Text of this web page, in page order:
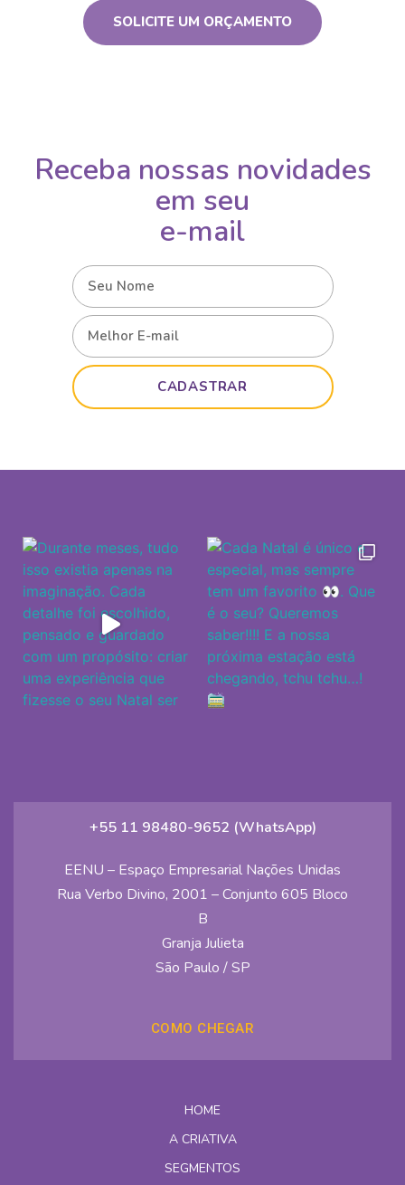
SOLICITE UM ORÇAMENTO
Receba nossas novidades
em seu
e-mail
CADASTRAR
+55 11 98480-9652 (WhatsApp)
EENU – Espaço Empresarial Nações Unidas
Rua Verbo Divino, 2001 – Conjunto 605 Bloco
B
Granja Julieta
São Paulo / SP
COMO CHEGAR
HOME
A CRIATIVA
SEGMENTOS